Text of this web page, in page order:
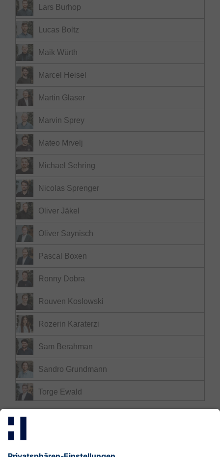
Lars Burhop
Lucas Boltz
Maik Würth
Marcel Heisel
Martin Glaser
Marvin Sprey
Mateo Mrvelj
Michael Sehring
Nicolas Sprenger
Oliver Jäkel
Oliver Saynisch
Pascal Boxen
Ronny Dobra
Rouven Koslowski
Rozerin Karaterzi
Sam Berahman
Sandro Grundmann
Torge Ewald